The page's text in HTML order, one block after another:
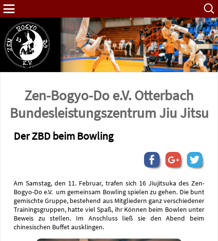
Suche
nach:
Zen-Bogyo-Do e.V. Otterbach
Bundes­leistungs­zentrum Jiu Jitsu
Der ZBD beim Bowling
Am Samstag, den 11. Februar, trafen sich 16 Jiujitsuka des Zen-
Bogyo-Do e.V. um gemeinsam Bowling spielen zu gehen. Die bunt
gemischte Gruppe, bestehend aus Mitgliedern ganz verschiedener
Trainingsgruppen, hatte viel Spaß, ihr Können beim Bowlen unter
Beweis zu stellen. Im Anschluss ließ sie den Abend beim
chinesischen Buffet ausklingen.